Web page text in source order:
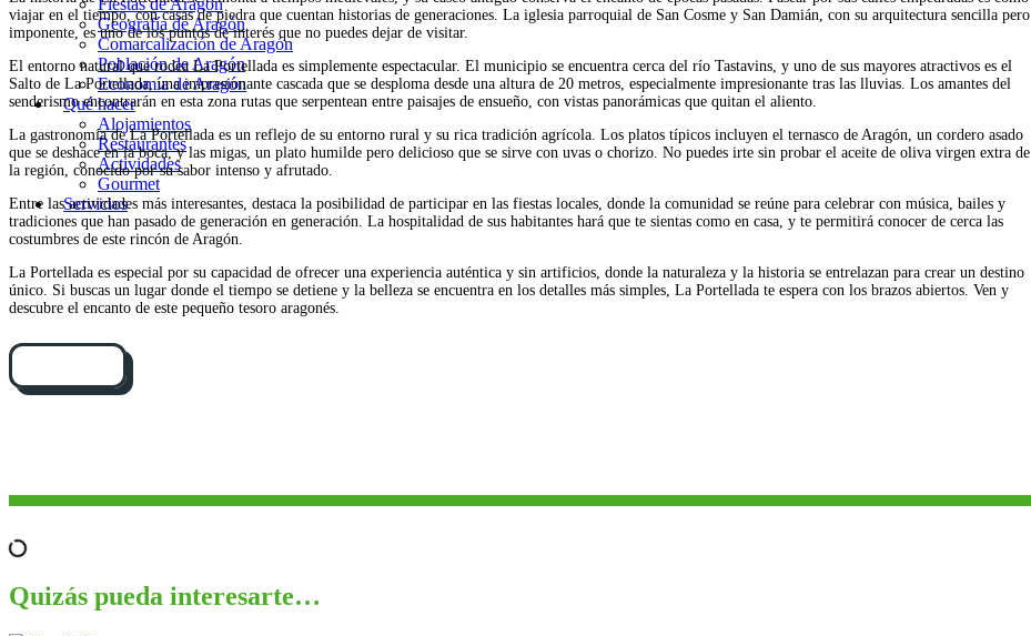
Fiestas de Aragón
Geografía de Aragón
Comarcalización de Aragón
Población de Aragón
Economía de Aragón
Qué hacer
Alojamientos
Restaurantes
Actividades
Gourmet
Servicios
viajar en el tiempo, con casas de piedra que cuentan historias de generaciones. La iglesia parroquial de San Cosme y San Damián, con su arquitectura sencilla pero
imponente, es uno de los puntos de interés que no puedes dejar de visitar.
El entorno natural que rodea La Portellada es simplemente espectacular. El municipio se encuentra cerca del río Tastavins, y uno de sus mayores atractivos es el
Salto de La Portellada, una impresionante cascada que se desploma desde una altura de 20 metros, especialmente impresionante tras las lluvias. Los amantes del
senderismo encontrarán en esta zona rutas que serpentean entre paisajes de ensueño, con vistas panorámicas que quitan el aliento.
La gastronomía de La Portellada es un reflejo de su entorno rural y su rica tradición agrícola. Los platos típicos incluyen el ternasco de Aragón, un cordero asado
que se deshace en la boca, y las migas, un plato humilde pero delicioso que se sirve con uvas o chorizo. No puedes irte sin probar el aceite de oliva virgen extra de
la región, conocido por su sabor intenso y afrutado.
Entre las actividades más interesantes, destaca la posibilidad de participar en las fiestas locales, donde la comunidad se reúne para celebrar con música, bailes y
tradiciones que han pasado de generación en generación. La hospitalidad de sus habitantes hará que te sientas como en casa, y te permitirá conocer de cerca las
costumbres de este rincón de Aragón.
La Portellada es especial por su capacidad de ofrecer una experiencia auténtica y sin artificios, donde la naturaleza y la historia se entrelazan para crear un destino
único. Si buscas un lugar donde el tiempo se detiene y la belleza se encuentra en los detalles más simples, La Portellada te espera con los brazos abiertos. Ven y
descubre el encanto de este pequeño tesoro aragonés.
Quizás pueda interesarte…